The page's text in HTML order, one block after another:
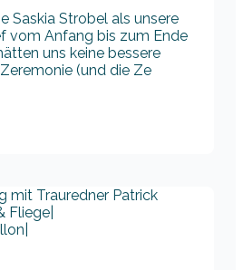
Saskia Strobel als unsere
vom Anfang bis zum Ende
uns keine bessere
(und die Ze